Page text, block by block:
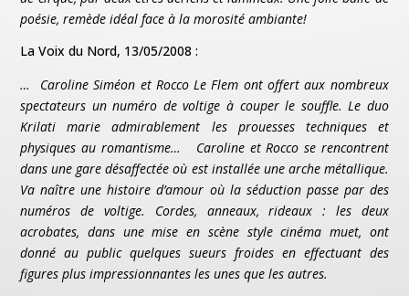
poésie, remède idéal face à la morosité ambiante!
La Voix du Nord, 13/05/2008 :
… Caroline Siméon et Rocco Le Flem ont offert aux nombreux
spectateurs un numéro de voltige à couper le souffle. Le duo
Krilati marie admirablement les prouesses techniques et
physiques au romantisme… Caroline et Rocco se rencontrent
dans une gare désaffectée où est installée une arche métallique.
Va naître une histoire d’amour où la séduction passe par des
numéros de voltige. Cordes, anneaux, rideaux : les deux
acrobates, dans une mise en scène style cinéma muet, ont
donné au public quelques sueurs froides en effectuant des
figures plus impressionnantes les unes que les autres.